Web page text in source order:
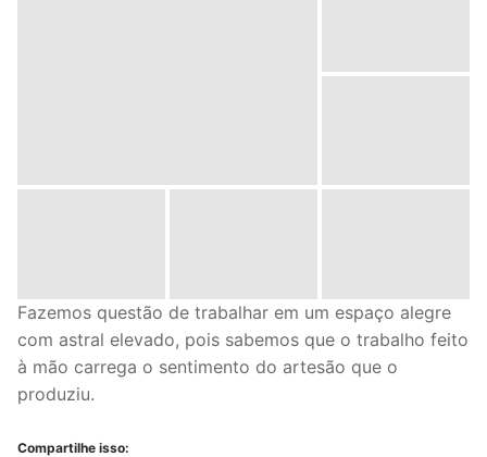
Fazemos questão de trabalhar em um espaço alegre
com astral elevado, pois sabemos que o trabalho feito
à mão carrega o sentimento do artesão que o
produziu.
Compartilhe isso: